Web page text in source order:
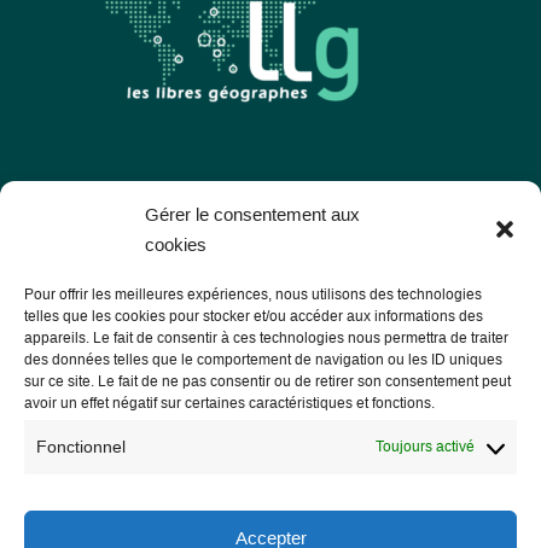
Gérer le consentement aux
cookies
Pour offrir les meilleures expériences, nous utilisons des technologies
telles que les cookies pour stocker et/ou accéder aux informations des
appareils. Le fait de consentir à ces technologies nous permettra de traiter
des données telles que le comportement de navigation ou les ID uniques
sur ce site. Le fait de ne pas consentir ou de retirer son consentement peut
avoir un effet négatif sur certaines caractéristiques et fonctions.
Fonctionnel Toujours activé
Accepter
Les Libres Géographes
56000 Vannes
— Nous contacter